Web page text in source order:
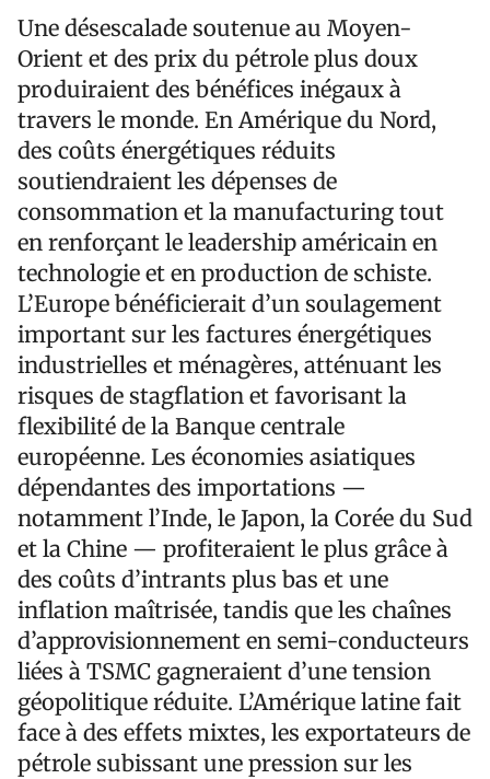
Une désescalade soutenue au Moyen-
Orient et des prix du pétrole plus doux
produiraient des bénéfices inégaux à
travers le monde. En Amérique du Nord,
des coûts énergétiques réduits
soutiendraient les dépenses de
consommation et la manufacturing tout
en renforçant le leadership américain en
technologie et en production de schiste.
L’Europe bénéficierait d’un soulagement
important sur les factures énergétiques
industrielles et ménagères, atténuant les
risques de stagflation et favorisant la
flexibilité de la Banque centrale
européenne. Les économies asiatiques
dépendantes des importations —
notamment l’Inde, le Japon, la Corée du Sud
et la Chine — profiteraient le plus grâce à
des coûts d’intrants plus bas et une
inflation maîtrisée, tandis que les chaînes
d’approvisionnement en semi-conducteurs
liées à TSMC gagneraient d’une tension
géopolitique réduite. L’Amérique latine fait
face à des effets mixtes, les exportateurs de
pétrole subissant une pression sur les